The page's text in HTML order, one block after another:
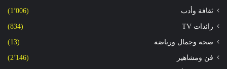
ثقافة وأدب (1٬006)
رائدات TV (834)
صحة وجمال ورياضة (13)
فن ومشاهير (2٬146)